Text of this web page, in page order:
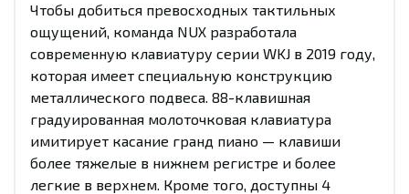
Чтобы добиться превосходных тактильных
ощущений, команда NUX разработала
современную клавиатуру серии WKJ в 2019 году,
которая имеет специальную конструкцию
металлического подвеса. 88-клавишная
градуированная молоточковая клавиатура
имитирует касание гранд пиано — клавиши
более тяжелые в нижнем регистре и более
легкие в верхнем. Кроме того, доступны 4